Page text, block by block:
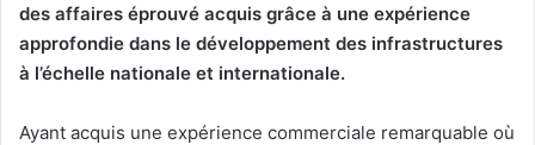
des affaires éprouvé acquis grâce à une expérience
approfondie dans le développement des infrastructures
à l’échelle nationale et internationale.
Ayant acquis une expérience commerciale remarquable où